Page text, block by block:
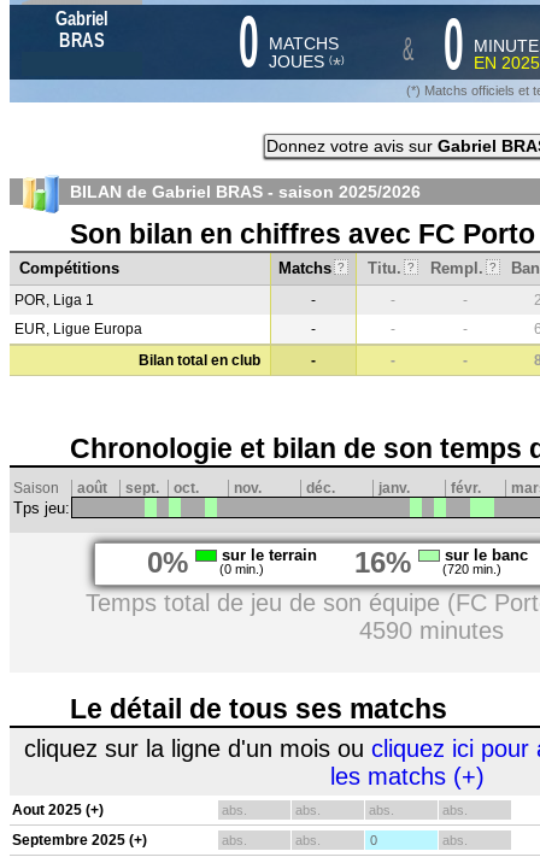
Gabriel
BRAS
0 MATCHS
JOUES (*) & 0
EN
(*) Matchs officiels et
Donnez votre avis sur Gabriel
BILAN de Gabriel BRAS - saison 2025/2026
Son bilan en chiffres avec FC Porto
Compétitions Matchs ? Titu. ? Rempl. ?
POR, Liga 1 - - -
EUR, Ligue Europa
- - -
Bilan total en club
- - -
Chronologie et bilan de son temps
Saison août sept. oct. nov. déc. janv. févr.
Tps jeu:
0% sur le terrain
(0 min.) 16% sur le banc
(720 min.)
Temps total de jeu de son équipe (FC
4590 minutes
Le détail de tous ses matchs
cliquez sur la ligne d'un mois ou cliquez ici pour
les matchs (+)
Aout 2025 (+) abs. abs. abs. abs.
Septembre 2025 (+) abs. abs. 0 abs.